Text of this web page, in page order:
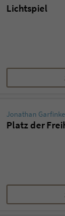
Lichtspiel
Jonathan
Platz der